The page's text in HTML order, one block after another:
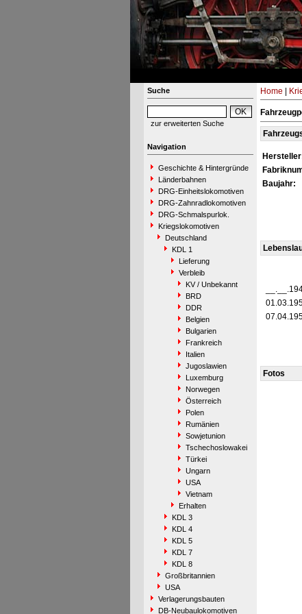
Suche
zur erweiterten Suche
Navigation
Geschichte & Hintergründe
Länderbahnen
DRG-Einheitslokomotiven
DRG-Zahnradlokomotiven
DRG-Schmalspurlok.
Kriegslokomotiven
Deutschland
KDL 1
Lieferung
Verbleib
KV / Unbekannt
BRD
DDR
Belgien
Bulgarien
Frankreich
Italien
Jugoslawien
Luxemburg
Norwegen
Österreich
Polen
Rumänien
Sowjetunion
Tschechoslowakei
Türkei
Ungarn
USA
Vietnam
Erhalten
KDL 3
KDL 4
KDL 5
KDL 7
KDL 8
Großbritannien
USA
Verlagerungsbauten
DB-Neubaulokomotiven
Home
Baujahr:
Fotos